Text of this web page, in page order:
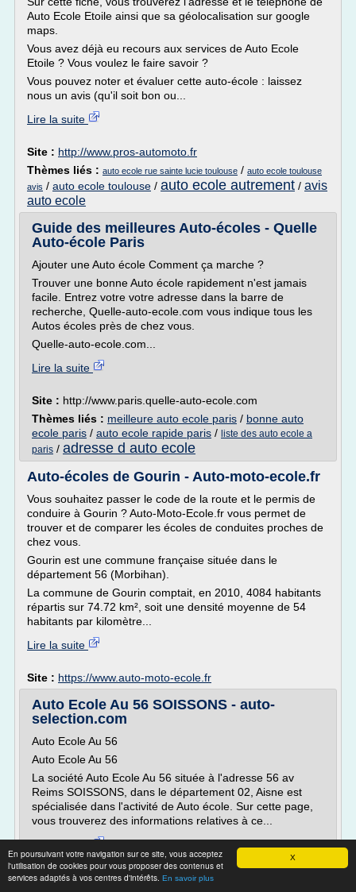
X
En poursuivant votre navigation sur ce site, vous acceptez
l'utilisation de cookies pour vous proposer des contenus et
services adaptés à vos centres d'intérêts. En savoir plus
Auto Ecole Etoile ainsi que sa géolocalisation sur google
maps.
Vous avez déjà eu recours aux services de Auto Ecole
Etoile ? Vous voulez le faire savoir ?
Vous pouvez noter et évaluer cette auto-école : laissez
nous un avis (qu'il soit bon ou...
Lire la suite
Site : http://www.pros-automoto.fr
Thèmes liés : auto ecole rue sainte lucie toulouse / auto ecole toulouse
avis / auto ecole toulouse / auto ecole autrement / avis
auto ecole
Guide des meilleures Auto-écoles - Quelle
Auto-école Paris
Ajouter une Auto école Comment ça marche ?
Trouver une bonne Auto école rapidement n'est jamais
facile. Entrez votre votre adresse dans la barre de
recherche, Quelle-auto-ecole.com vous indique tous les
Autos écoles près de chez vous.
Quelle-auto-ecole.com...
Lire la suite
Site : http://www.paris.quelle-auto-ecole.com
Thèmes liés : meilleure auto ecole paris / bonne auto
ecole paris / auto ecole rapide paris / liste des auto ecole a
paris / adresse d auto ecole
Auto-écoles de Gourin - Auto-moto-ecole.fr
Vous souhaitez passer le code de la route et le permis de
conduire à Gourin ? Auto-Moto-Ecole.fr vous permet de
trouver et de comparer les écoles de conduites proches de
chez vous.
Gourin est une commune française située dans le
département 56 (Morbihan).
La commune de Gourin comptait, en 2010, 4084 habitants
répartis sur 74.72 km², soit une densité moyenne de 54
habitants par kilomètre...
Lire la suite
Site : https://www.auto-moto-ecole.fr
Auto Ecole Au 56 SOISSONS - auto-
selection.com
Auto Ecole Au 56
Auto Ecole Au 56
La société Auto Ecole Au 56 située à l'adresse 56 av
Reims SOISSONS, dans le département 02, Aisne est
spécialisée dans l'activité de Auto école. Sur cette page,
vous trouverez des informations relatives à ce...
Site :http://www.auto-selection.com